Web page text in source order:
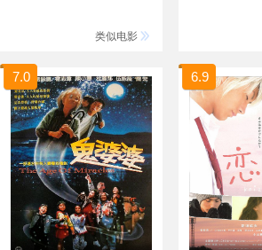
类似电影
7.0 6.9